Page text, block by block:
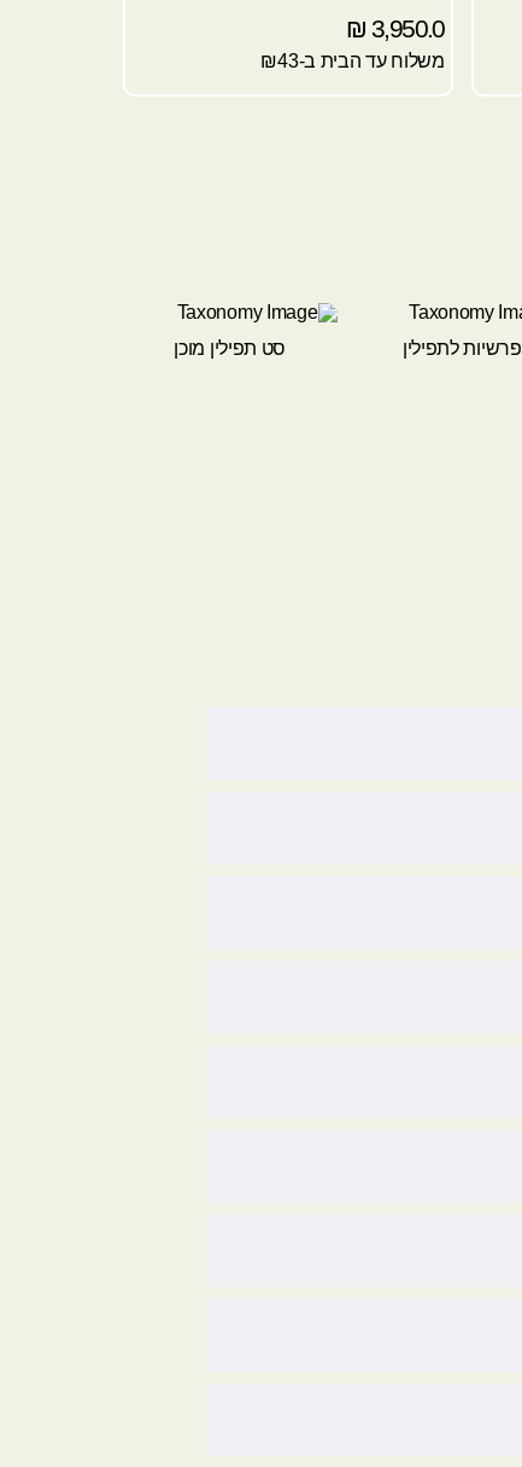
3,950.0
₪
משלוח עד הבית ב-₪43
פרשיות לתפילין סט תפילין מוכן